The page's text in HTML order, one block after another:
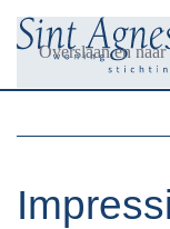
Overslaan en